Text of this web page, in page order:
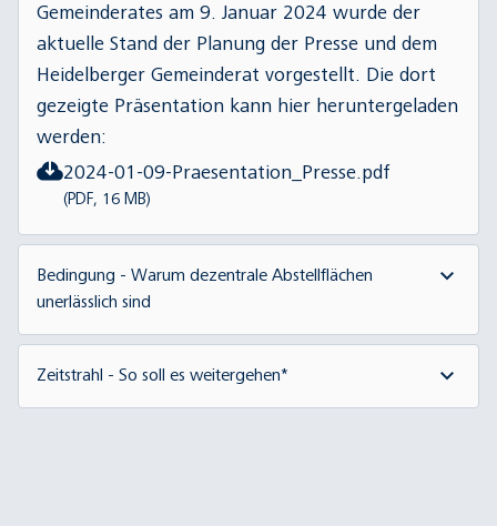
Gemeinderates am 9. Januar 2024 wurde der
aktuelle Stand der Planung der Presse und dem
Heidelberger Gemeinderat vorgestellt. Die dort
gezeigte Präsentation kann hier heruntergeladen
werden:
2024-01-09-Praesentation_Presse.pdf
(PDF, 16 MB)
Bedingung - Warum dezentrale Abstellflächen
unerlässlich sind
Wenn der Heidelberger ÖPNV die
Herausforderungen der kommenden Jahrzehnte
Zeitstrahl - So soll es weitergehen*